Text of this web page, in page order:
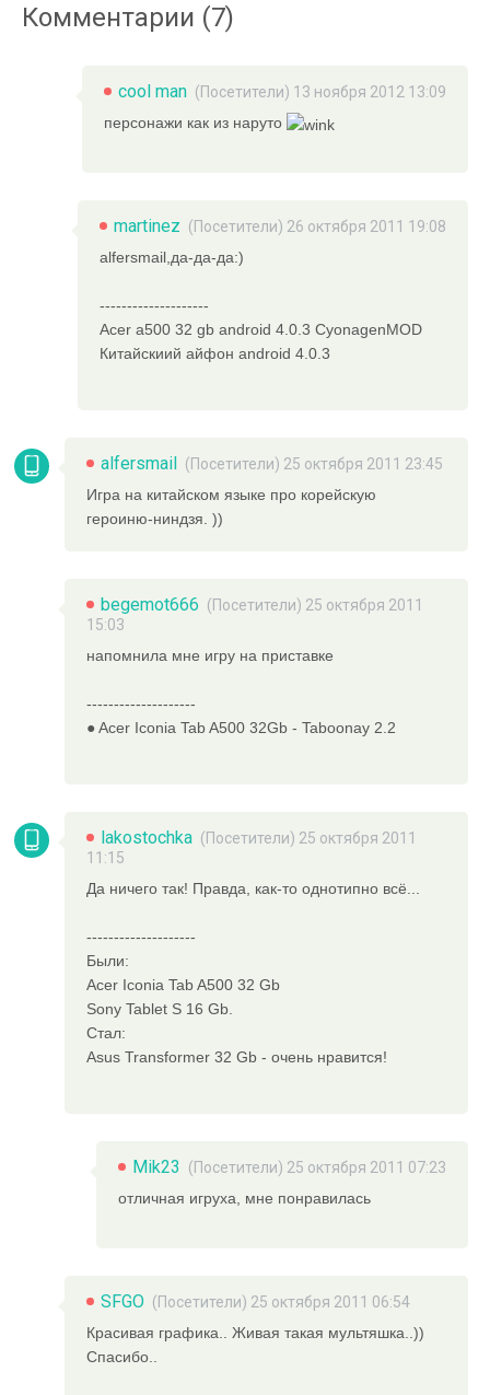
Комментарии (7)
cool man (Посетители) 13 ноября 2012 13:09
персонажи как из наруто
martinez (Посетители) 26 октября 2011 19:08
alfersmail,да-да-да:)
--------------------
Acer a500 32 gb android 4.0.3 CyonagenMOD
Китайскиий айфон android 4.0.3
alfersmail
(Посетители) 25 октября 2011 23:45
Игра на китайском языке про корейскую
героиню-ниндзя. ))
begemot666 (Посетители) 25 октября 2011
15:03
напомнила мне игру на приставке
--------------------
● Acer Iconia Tab A500 32Gb - Taboonay 2.2
lakostochka (Посетители) 25 октября 2011
11:15
Да ничего так! Правда, как-то однотипно всё...
--------------------
Были:
Acer Iconia Tab A500 32 Gb
Sony Tablet S 16 Gb.
Стал:
Asus Transformer 32 Gb - очень нравится!
Mik23
(Посетители) 25 октября 2011 07:23
отличная игруха, мне понравилась
SFGO (Посетители) 25 октября 2011 06:54
Красивая графика.. Живая такая мультяшка..))
Спасибо..